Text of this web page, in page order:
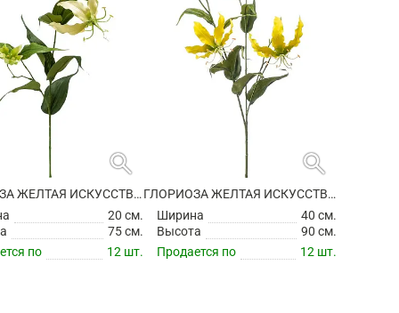
search
ГЛОРИОЗА ЖЕЛТАЯ ИСКУССТВЕННАЯ
20 см.
75 см.
по
12 шт.
search
ГЛОРИОЗА ЖЕЛТАЯ ИСКУССТВЕННАЯ
Ширина
40 см.
Высота
90 см.
Продается по
12 шт.